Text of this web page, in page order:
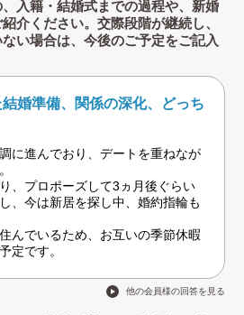
入籍・結婚式までの過程や、新婚
介ください。交際段階が継続し、
い場合は、今後のご予定をご記入
婚準備、関係の深化、どっち
に進んでおり、デートを重ねなが
、プロポーズして3ヵ月後ぐらい
、今は新居を探し中、婚約指輪も
んでいるため、お互いの季節休暇
定です。
他の会員様の回答を見る